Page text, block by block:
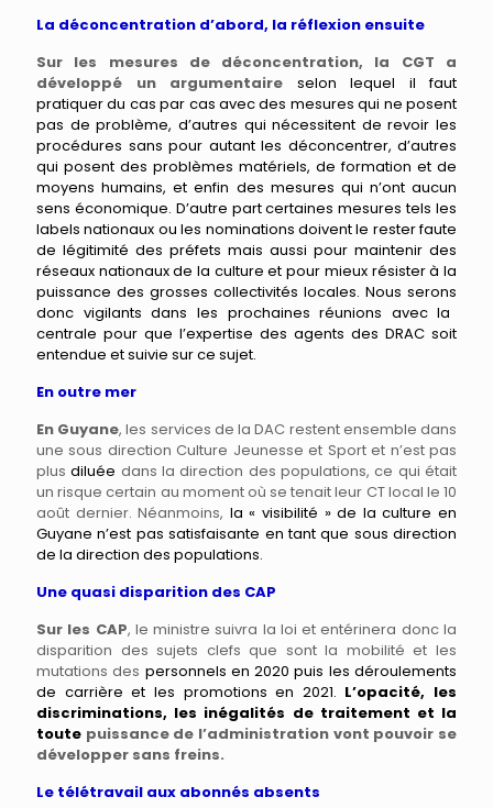
La déconcentration d’abord, la réflexion ensuite
Sur les mesures de déconcentration, la CGT a
développé un argumentaire selon lequel il faut
pratiquer du cas par cas avec des mesures qui ne posent
pas de problème, d’autres qui nécessitent de revoir les
procédures sans pour autant les déconcentrer, d’autres
qui posent des problèmes matériels, de formation et de
moyens humains, et enfin des mesures qui n’ont aucun
sens économique. D’autre part certaines mesures tels les
labels nationaux ou les nominations doivent le rester faute
de légitimité des préfets mais aussi pour maintenir des
réseaux nationaux de la culture et pour mieux résister à la
puissance des grosses collectivités locales. Nous serons
donc vigilantsdans les prochaines réunions avec la
centrale pour que l’expertise des agents des DRAC soit
entendue et suivie sur ce sujet.
En outre mer
En Guyane, les services de la DAC restent ensemble dans
une sous direction Culture Jeunesse et Sport et n’est pas
plusdiluée dans la direction des populations, ce qui était
un risque certain au moment où se tenait leur CT local le 10
août dernier. Néanmoins, la « visibilité » de la culture en
Guyane n’est pas satisfaisante en tant que sous direction
de la direction des populations.
Une quasi disparition des CAP
Sur les CAP, le ministre suivra la loi et entérinera donc la
disparition des sujets clefs que sont la mobilité et les
mutations des personnels en 2020 puis les déroulements
de carrière et les promotions en 2021. L’opacité, les
discriminations, les inégalités de traitement et la
toute puissance de l’administration vont pouvoir se
développer sans freins.
Le télétravail aux abonnés absents